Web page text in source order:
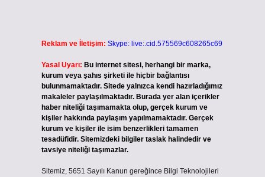
Reklam ve İletişim: Skype: live:.cid.575569c608265c69
Yasal Uyarı: Bu internet sitesi, herhangi bir marka,
kurum veya şahıs şirketi ile hiçbir bağlantısı
bulunmamaktadır. Sitede yalnızca kendi hazırladığımız
makaleler paylaşılmaktadır. Burada yer alan içerikler
haber niteliği taşımamakta olup, gerçek kurum ve
kişiler hakkında paylaşım yapılmamaktadır. Gerçek
kurum ve kişiler ile isim benzerlikleri tamamen
tesadüfidir. Sitemizdeki bilgiler taslak halindedir ve
tavsiye niteliği taşımazlar.
Sitemiz, 5651 Sayılı Kanun gereğince Bilgi Teknolojileri